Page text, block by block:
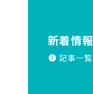
新着情報
記事一覧